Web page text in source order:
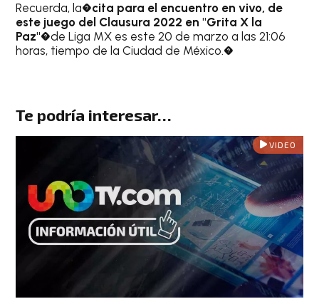
Recuerda, la�cita para el encuentro en vivo, de
este juego del Clausura 2022 en "Grita X la
Paz"�de Liga MX es este 20 de marzo a las 21:06
horas, tiempo de la Ciudad de México.�
Te podría interesar…
VIDEO